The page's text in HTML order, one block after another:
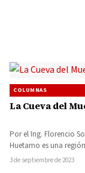
COLUMNAS
La Cueva del
Por el Ing. Florencio
Huetamo es una
muchos secretos en
3 de septiembre de 2023